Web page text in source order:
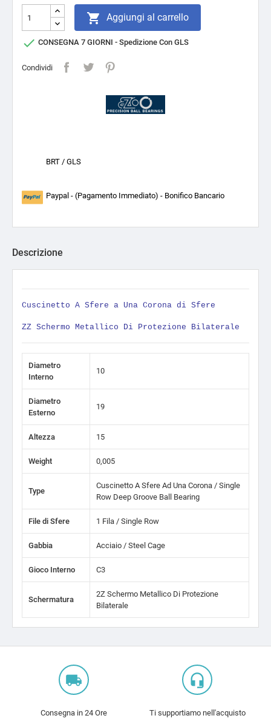
 Aggiungi al carrello
 CONSEGNA 7 GIORNI - Spedizione Con GLS
Condividi
BRT / GLS
Paypal - (Pagamento Immediato) - Bonifico Bancario
Descrizione
Cuscinetto A Sfere a Una Corona di Sfere
ZZ Schermo Metallico Di Protezione Bilaterale
Diametro
Interno
10
Diametro
Esterno
19
Altezza 15
Weight 0,005
Type
Cuscinetto A Sfere Ad Una Corona / Single
Row Deep Groove Ball Bearing
File di Sfere 1 Fila / Single Row
Gabbia Acciaio / Steel Cage
Gioco Interno C3
Schermatura
2Z Schermo Metallico Di Protezione
Bilaterale
local_shipping
Consegna in 24 Ore
headset_mic
Ti supportiamo nell'acquisto